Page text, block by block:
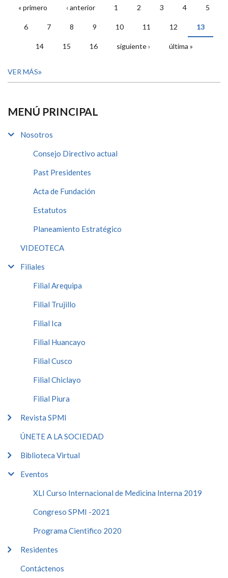
PÁGINAS
« primero ‹ anterior 1 2 3 4 5
6 7 8 9 10 11 12 13
14 15 16 siguiente › última »
VER MÁS
MENÚ PRINCIPAL
Nosotros
Consejo Directivo actual
Past Presidentes
Acta de Fundación
Estatutos
Planeamiento Estratégico
VIDEOTECA
Filiales
Filial Arequipa
Filial Trujillo
Filial Ica
Filial Huancayo
Filial Cusco
Filial Chiclayo
Filial Piura
Revista SPMI
ÚNETE A LA SOCIEDAD
Biblioteca Virtual
Eventos
XLI Curso Internacional de Medicina Interna 2019
Congreso SPMI -2021
Programa Cientifico 2020
Residentes
Contáctenos